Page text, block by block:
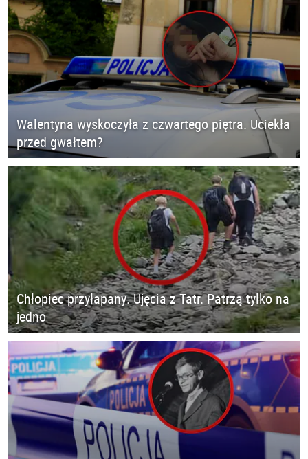
Walentyna wyskoczyła z czwartego piętra. Uciekła
przed gwałtem?
Chłopiec przyłapany. Ujęcia z Tatr. Patrzą tylko na
jedno